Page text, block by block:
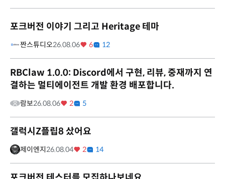
포크버전 이야기 그리고 Heritage 테마
짠스튜디오26.08.06 6 12
RBClaw 1.0.0: Discord에서 구현, 리뷰, 중재까지 연
결하는 멀티에이전트 개발 환경 배포합니다.
람보26.08.06 2 5
갤럭시Z플립8 샀어요
제이엔지26.08.04 2 14